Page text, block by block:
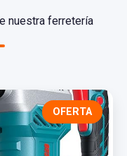
nuestra ferretería
OFERTA